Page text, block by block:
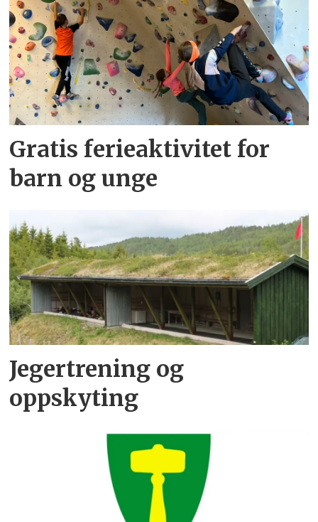
Gratis ferieaktivitet for
barn og unge
Jegertrening og
oppskyting